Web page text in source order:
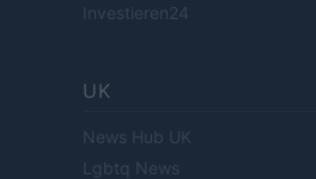
Investieren24
UK
News Hub UK
Lgbtq News